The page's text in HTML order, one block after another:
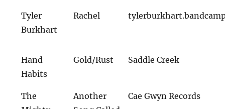
Tyler
Burkhart
Rachel
Hand
Habits
Gold/Rust Saddle Creek
The
Another
Cae Gwyn Records